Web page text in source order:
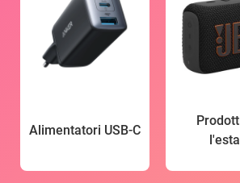
Alimentatori USB-C